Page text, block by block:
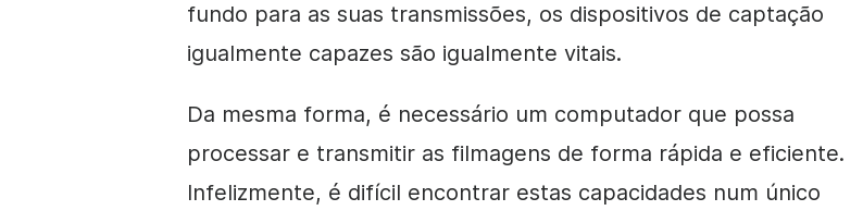
fundo para as suas transmissões, os dispositivos de captação
igualmente capazes são igualmente vitais.
Da mesma forma, é necessário um computador que possa
processar e transmitir as filmagens de forma rápida e eficiente.
Infelizmente, é difícil encontrar estas capacidades num único